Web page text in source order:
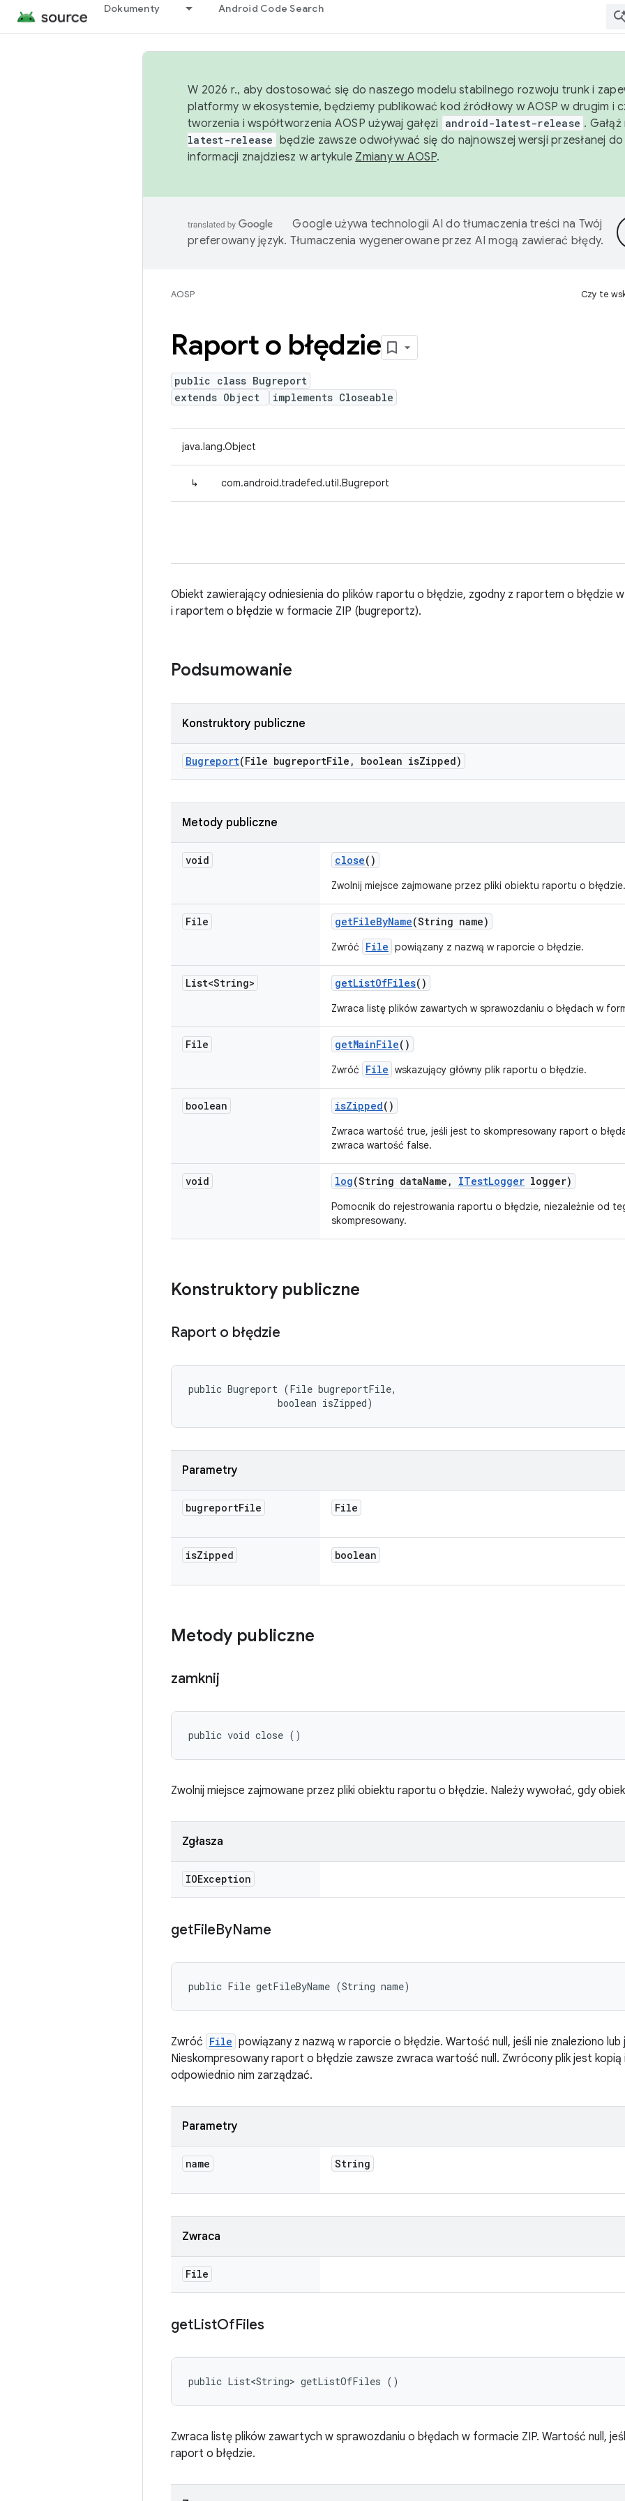
Dokumenty Android Code Search
W 2026 r., aby dostosować się do naszego modelu stabilnego rozwoju trunk i
platformy w ekosystemie, będziemy publikować kod źródłowy w AOSP w drugim i
tworzenia i współtworzenia AOSP używaj gałęzi
android-latest-release .
latest-release będzie zawsze odwoływać się do najnowszej wersji przesłanej do
informacji znajdziesz w artykule Zmiany w AOSP.
Google używa technologii AI do tłumaczenia treści na Twój
preferowany język. Tłumaczenia wygenerowane przez AI mogą zawierać błędy.
AOSP Czy te
Raport o błędzie
public class Bugreport
extends Object
implements Closeable
java.lang.Object
↳ com.android.tradefed.util.Bugreport
Obiekt zawierający odniesienia do plików raportu o błędzie, zgodny z raportem o błędzie
i raportem o błędzie w formacie ZIP (bugreportz).
Podsumowanie
Konstruktory publiczne
Bugreport(File bugreportFile , boolean isZipped)
Metody publiczne
void close()
Zwolnij miejsce zajmowane przez pliki obiektu raportu o błędzie.
File getFileByName(String name)
Zwróć File powiązany z nazwą w raporcie o błędzie.
List<String> getListOfFiles()
Zwraca listę plików zawartych w sprawozdaniu o błędach w
File getMainFile()
Zwróć File wskazujący główny plik raportu o błędzie.
boolean isZipped()
Zwraca wartość true, jeśli jest to skompresowany raport o
zwraca wartość false.
void log(String dataName , ITestLogger logger)
Pomocnik do rejestrowania raportu o błędzie, niezależnie od
skompresowany.
Konstruktory publiczne
Raport o błędzie
public Bugreport (File bugreportFile,
                boolean isZipped)
Parametry
bugreportFile File
isZipped boolean
Metody publiczne
zamknij
public void close ()
Zwolnij miejsce zajmowane przez pliki obiektu raportu o błędzie. Należy wywołać, gdy
Zgłasza
IOException
getFileByName
public File getFileByName (String name)
Zwróć File powiązany z nazwą w raporcie o błędzie. Wartość null, jeśli nie znaleziono
Nieskompresowany raport o błędzie zawsze zwraca wartość null. Zwrócony plik jest kopią
odpowiednio nim zarządzać.
Parametry
name String
Zwraca
File
getListOfFiles
public List<String> getListOfFiles ()
Zwraca listę plików zawartych w sprawozdaniu o błędach w formacie ZIP. Wartość null,
raport o błędzie.